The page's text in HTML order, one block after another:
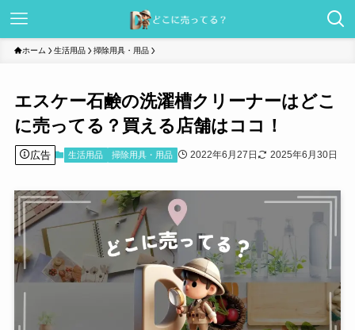
ホーム 生活用品 掃除用具・用品
エスケー石鹸の洗濯槽クリーナーはどこ
に売ってる？買える店舗はココ！
広告 生活用品 掃除用具・用品 2022年6月27日 2025年6月30日